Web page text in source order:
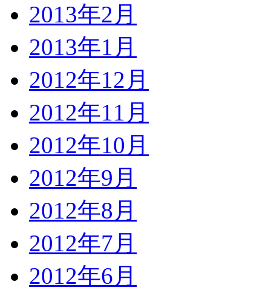
2013年2月
2013年1月
2012年12月
2012年11月
2012年10月
2012年9月
2012年8月
2012年7月
2012年6月